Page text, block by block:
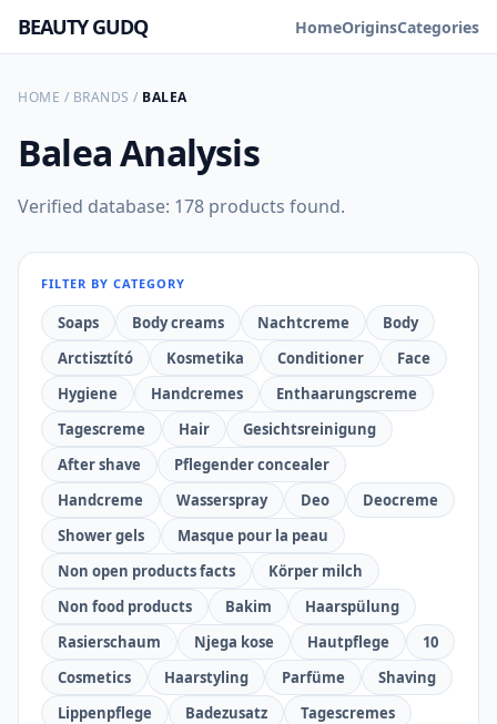
BEAUTY GUDQ HomeOriginsCategories
HOME / BRANDS / BALEA
BaleaAnalysis
Verified database: 178 products found.
FILTER BY CATEGORY
Soaps Body creams Nachtcreme
Body
Arctisztító
Kosmetika Conditioner
Face
Hygiene
Handcremes
Enthaarungscreme
Tagescreme
Hair
Gesichtsreinigung
After shave
Pflegender concealer
Handcreme
Wasserspray Deo
Deocreme
Shower gels
Masque pour la peau
Non open products facts
Körper milch
Non food products
Bakim
Haarspülung
Rasierschaum
Njega kose Hautpflege
10
Cosmetics
Haarstyling Parfüme
Shaving
Lippenpflege
Badezusatz
Tagescremes